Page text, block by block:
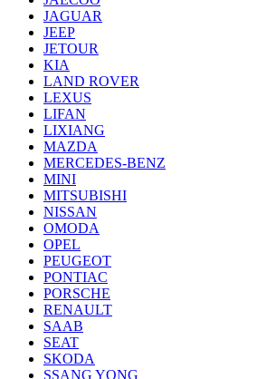
JAGUAR
JEEP
JETOUR
KIA
LAND ROVER
LEXUS
LIFAN
LIXIANG
MAZDA
MERCEDES-BENZ
MINI
MITSUBISHI
NISSAN
OMODA
OPEL
PEUGEOT
PONTIAC
PORSCHE
RENAULT
SAAB
SEAT
SKODA
SSANG YONG